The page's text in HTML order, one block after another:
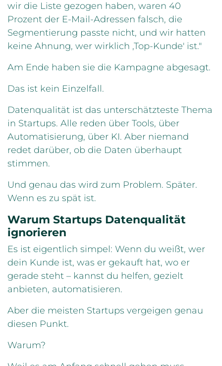
wir die Liste gezogen haben, waren 40
Prozent der E-Mail-Adressen falsch, die
Segmentierung passte nicht, und wir hatten
keine Ahnung, wer wirklich ‚Top-Kunde' ist."
Am Ende haben sie die Kampagne abgesagt.
Das ist kein Einzelfall.
Datenqualität ist das unterschätzteste Thema
in Startups. Alle reden über Tools, über
Automatisierung, über KI. Aber niemand
redet darüber, ob die Daten überhaupt
stimmen.
Und genau das wird zum Problem. Später.
Wenn es zu spät ist.
Warum Startups Datenqualität
ignorieren
Es ist eigentlich simpel: Wenn du weißt, wer
dein Kunde ist, was er gekauft hat, wo er
gerade steht – kannst du helfen, gezielt
anbieten, automatisieren.
Aber die meisten Startups vergeigen genau
diesen Punkt.
Warum?